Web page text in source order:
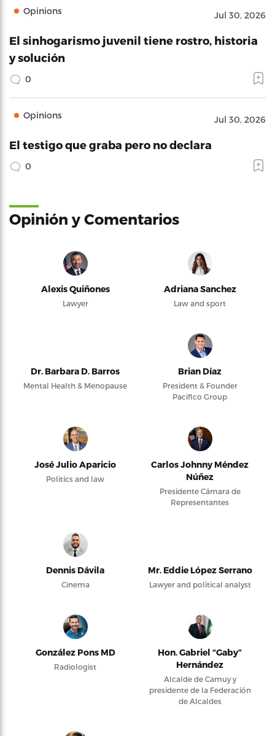
Opinions Jul 30, 2026
El sinhogarismo juvenil tiene rostro, historia
y solución
0
Opinions Jul 30, 2026
El testigo que graba pero no declara
0
Opinión y Comentarios
Alexis Quiñones
Lawyer
Adriana Sanchez
Law and sport
Dr. Barbara D. Barros
Mental Health & Menopause
Brian Díaz
President & Founder
Pacifico Group
José Julio Aparicio
Politics and law
Carlos Johnny Méndez
Núñez
Presidente Cámara de
Representantes
Dennis Dávila
Cinema
Mr. Eddie López Serrano
Lawyer and political analyst
González Pons MD
Radiologist
Hon. Gabriel “Gaby”
Hernández
Alcalde de Camuy y
presidente de la Federación
de Alcaldes